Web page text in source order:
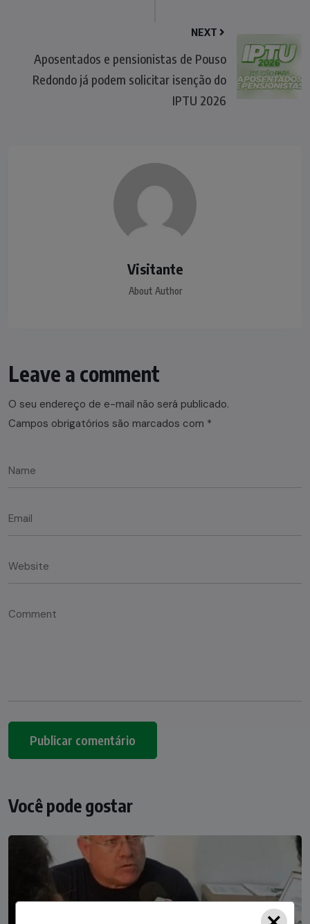
NEXT
Aposentados e pensionistas de Pouso
Redondo já podem solicitar isenção do
IPTU 2026
Visitante
About Author
Leave a comment
O seu endereço de e-mail não será publicado.
Campos obrigatórios são marcados com *
Você pode gostar